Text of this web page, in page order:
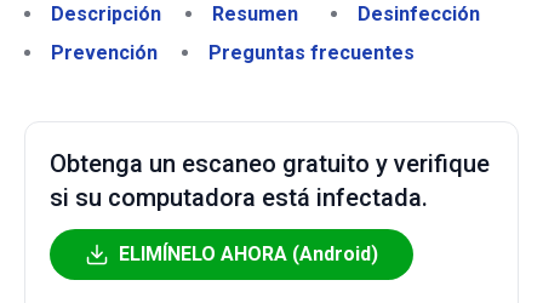
Descripción
Resumen
Desinfección
Prevención
Preguntas frecuentes
Obtenga un escaneo gratuito y verifique
si su computadora está infectada.
ELIMÍNELO AHORA (Android)